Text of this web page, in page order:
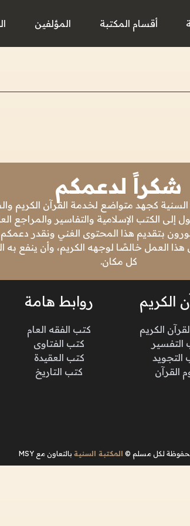
أقسام المكتبة المؤلفين
شكراً لدعمكم
كجهد متواضع لخدمة القرآن الكريم
إلى الكتب الإسلامية والتفاسير والمراجع
بتقديم هذا المحتوى الغني ونقدر دعمكم
هذا العمل خالصًا لوجهه الكريم، وأن ينفع
كل مكان.
الكريم
الكريم
التفسير
التجويد
القرآن
روابط هامة
كتب الفقه العام
كتب الفتاوى
كتب العقيدة
كتب التاريخ
لكل مسلم © المكتبة السنية بالتعاون مع MSY